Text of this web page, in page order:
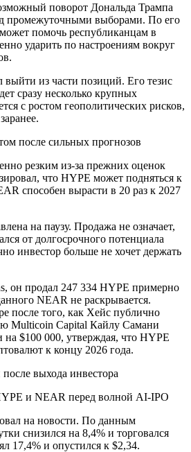
поворот Дональда Трампа
промежуточными выборами. По его
помочь республиканцам в
ударить по настроениям вокруг
из части позиций. Его тезис
сразу несколько крупных
с ростом геополитических рисков,
после сильных прогнозов
резким из-за прежних оценок
что HYPE может подняться к
способен вырасти в 20 раз к 2027
на паузу. Продажа не означает,
от долгосрочного потенциала
инвестор больше не хочет держать
он продал 247 334 HYPE примерно
NEAR не раскрывается.
после того, как Хейс публично
Multicoin Capital Кайлу Самани
на $100 000, утверждая, что HYPE
к концу 2026 года.
выхода инвестора
на новости. По данным
снизился на 8,4% и торговался
17,4% и опустился к $2,34.